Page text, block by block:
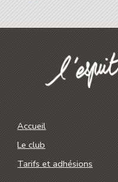
Accueil
Le club
Tarifs et adhésions